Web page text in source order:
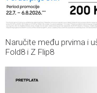
Naručite među prvima i
Fold8 i Z Flip8